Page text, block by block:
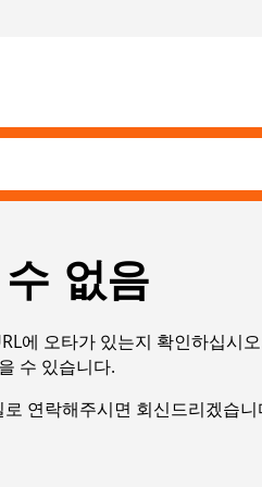
없음
에 오타가 있는지 확인하십시
수 있습니다.
연락해주시면 회신드리겠습